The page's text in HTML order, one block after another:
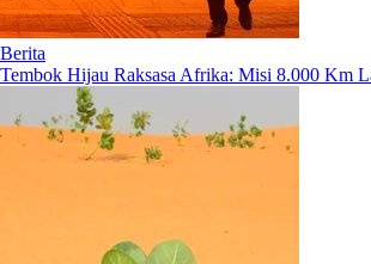
Berita
Tembok Hijau Raksasa Afrika: Misi 8.000 Km